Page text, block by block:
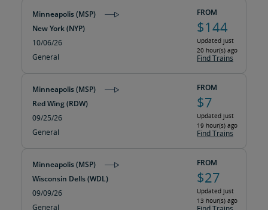
Minneapolis (MSP)
New York (NYP)
10/06/26
General
FROM
$144
Updated just
20 hour(s) ago
Find Trains
Minneapolis (MSP)
Red Wing (RDW)
09/25/26
General
FROM
$7
Updated just
19 hour(s) ago
Find Trains
Minneapolis (MSP)
Wisconsin Dells (WDL)
09/09/26
General
FROM
$27
Updated just
13 hour(s) ago